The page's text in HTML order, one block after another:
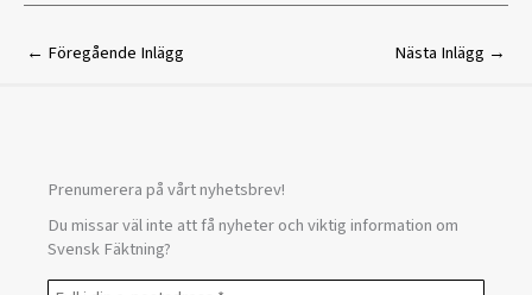
← Föregående Inlägg Nästa Inlägg →
Prenumerera på vårt nyhetsbrev!
Du missar väl inte att få nyheter och viktig information om
Svensk Fäktning?